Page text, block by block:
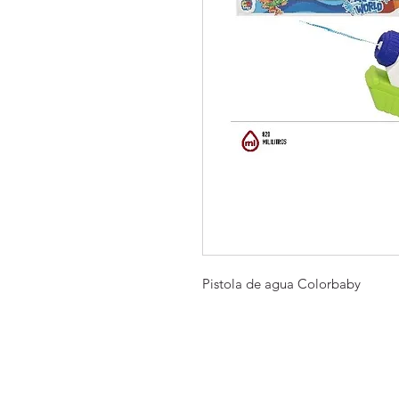
Pistola de agua Colorbaby